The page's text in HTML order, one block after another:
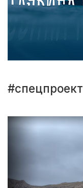
#спецпроект